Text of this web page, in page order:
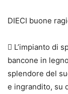
DIECI buone
 L’impianto di
bancone in
splendore del
e ingrandito, su